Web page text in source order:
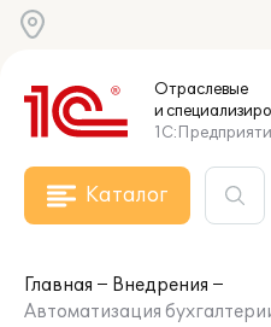
Отраслевые
и
Каталог
Главная
Внедрения
Автоматизация